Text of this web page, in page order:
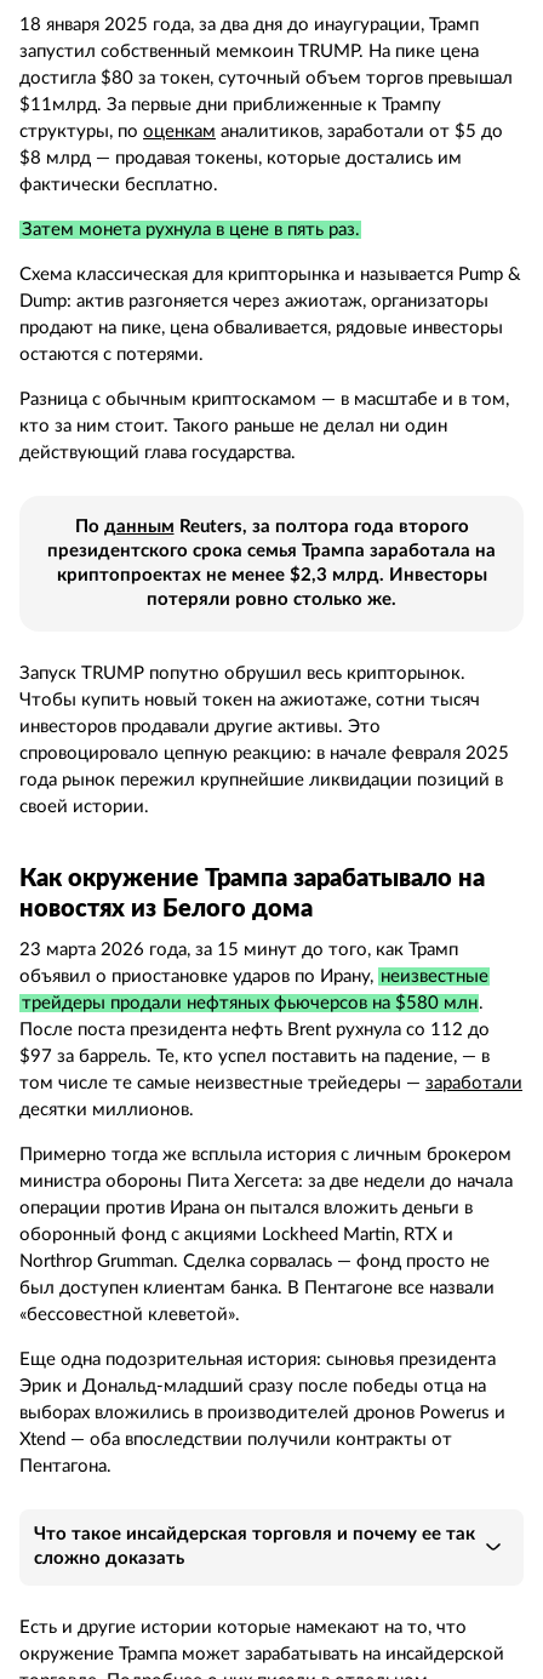
18 января 2025 года, за два дня до инаугурации, Трамп
запустил собственный мемкоин TRUMP. На пике цена
достигла $80 за токен, суточный объем торгов превышал
$11млрд. За первые дни приближенные к Трампу
структуры, по оценкам аналитиков, заработали от $5 до
$8 млрд — продавая токены, которые достались им
фактически бесплатно.
Затем монета рухнула в цене в пять раз.
Схема классическая для крипторынка и называется Pump &
Dump: актив разгоняется через ажиотаж, организаторы
продают на пике, цена обваливается, рядовые инвесторы
остаются с потерями.
Разница с обычным криптоскамом — в масштабе и в том,
кто за ним стоит. Такого раньше не делал ни один
действующий глава государства.
По данным Reuters, за полтора года второго
президентского срока семья Трампа заработала на
криптопроектах не менее $2,3 млрд. Инвесторы
потеряли ровно столько же.
Запуск TRUMP попутно обрушил весь крипторынок.
Чтобы купить новый токен на ажиотаже, сотни тысяч
инвесторов продавали другие активы. Это
спровоцировало цепную реакцию: в начале февраля 2025
года рынок пережил крупнейшие ликвидации позиций в
своей истории.
Как окружение Трампа зарабатывало на
новостях из Белого дома
23 марта 2026 года, за 15 минут до того, как Трамп
объявил о приостановке ударов по Ирану, неизвестные
трейдеры продали нефтяных фьючерсов на $580 млн.
После поста президента нефть Brent рухнула со 112 до
$97 за баррель. Те, кто успел поставить на падение, — в
том числе те самые неизвестные трейедеры — заработали
десятки миллионов.
Примерно тогда же всплыла история с личным брокером
министра обороны Пита Хегсета: за две недели до начала
операции против Ирана он пытался вложить деньги в
оборонный фонд с акциями Lockheed Martin, RTX и
Northrop Grumman. Сделка сорвалась — фонд просто не
был доступен клиентам банка. В Пентагоне все назвали
«бессовестной клеветой».
Еще одна подозрительная история: сыновья президента
Эрик и Дональд-младший сразу после победы отца на
выборах вложились в производителей дронов Powerus и
Xtend — оба впоследствии получили контракты от
Пентагона.
Что такое инсайдерская торговля и почему ее так
сложно доказать
Есть и другие истории которые намекают на то, что
окружение Трампа может зарабатывать на инсайдерской